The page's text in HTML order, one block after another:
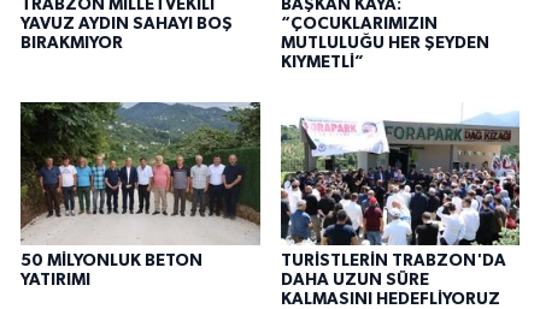
TRABZON MİLLETVEKİLİ
YAVUZ AYDIN SAHAYI BOŞ
BIRAKMIYOR
BAŞKAN KAYA:
“ÇOCUKLARIMIZIN
MUTLULUĞU HER ŞEYDEN
KIYMETLİ”
50 MİLYONLUK BETON
YATIRIMI
TURİSTLERİN TRABZON'DA
DAHA UZUN SÜRE
KALMASINI HEDEFLİYORUZ